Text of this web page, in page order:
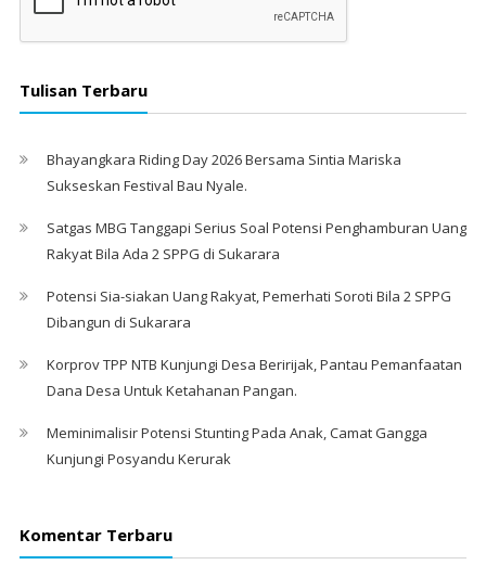
Tulisan Terbaru
Bhayangkara Riding Day 2026 Bersama Sintia Mariska
Sukseskan Festival Bau Nyale. ‎
Satgas MBG Tanggapi Serius Soal Potensi Penghamburan Uang
Rakyat Bila Ada 2 SPPG di Sukarara
Potensi Sia-siakan Uang Rakyat, Pemerhati Soroti Bila 2 SPPG
Dibangun di Sukarara
Korprov TPP NTB Kunjungi Desa Beririjak, Pantau Pemanfaatan
Dana Desa Untuk Ketahanan Pangan.
Meminimalisir Potensi Stunting Pada Anak, Camat Gangga
Kunjungi Posyandu Kerurak
Komentar Terbaru